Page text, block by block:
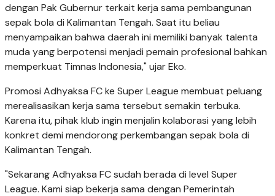
dengan Pak Gubernur terkait kerja sama pembangunan
sepak bola di Kalimantan Tengah. Saat itu beliau
menyampaikan bahwa daerah ini memiliki banyak talenta
muda yang berpotensi menjadi pemain profesional bahkan
memperkuat Timnas Indonesia," ujar Eko.
Promosi Adhyaksa FC ke Super League membuat peluang
merealisasikan kerja sama tersebut semakin terbuka.
Karena itu, pihak klub ingin menjalin kolaborasi yang lebih
konkret demi mendorong perkembangan sepak bola di
Kalimantan Tengah.
"Sekarang Adhyaksa FC sudah berada di level Super
League. Kami siap bekerja sama dengan Pemerintah